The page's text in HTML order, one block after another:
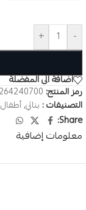
-
+
اضافة الى المفضلة
رمز المنتج:
التصنيفات : بناتي,أطفال
Share:
معلومات إضافية